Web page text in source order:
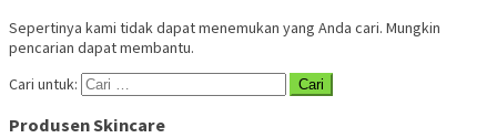
Sepertinya kami tidak dapat menemukan yang Anda cari. Mungkin
pencarian dapat membantu.
Cari untuk:
Produsen Skincare